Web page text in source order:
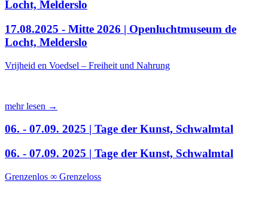
Locht, Melderslo
17.08.2025 - Mitte 2026 | Openluchtmuseum de
Locht, Melderslo
Vrijheid en Voedsel – Freiheit und Nahrung
mehr lesen →
06. - 07.09. 2025 | Tage der Kunst, Schwalmtal
06. - 07.09. 2025 | Tage der Kunst, Schwalmtal
Grenzenlos ∞ Grenzeloss